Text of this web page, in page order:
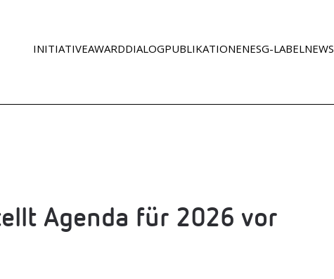
INITIATIVEAWARDDIA­LOGPUBLIKATIONENESG-LABELNEWS
Agenda für 2026 vor